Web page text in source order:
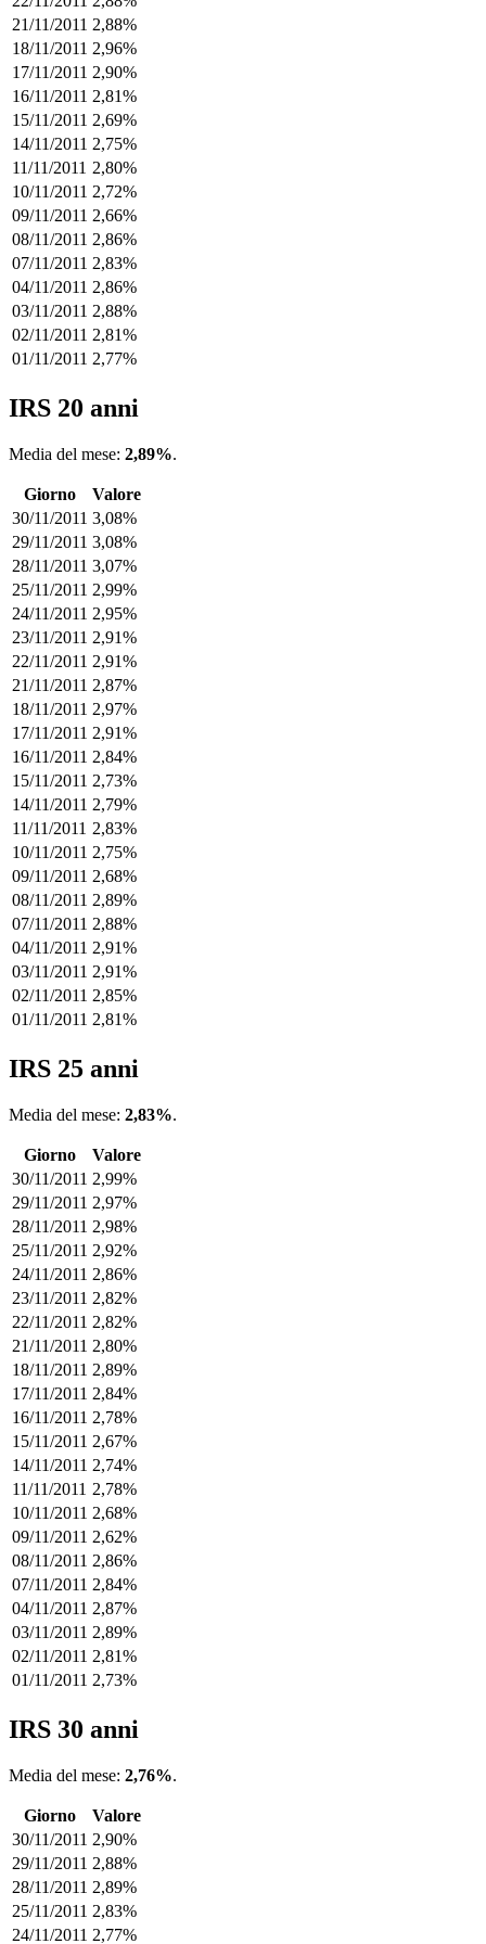
21/11/2011 2,88%
18/11/2011 2,96%
17/11/2011 2,90%
16/11/2011 2,81%
15/11/2011 2,69%
14/11/2011 2,75%
11/11/2011 2,80%
10/11/2011 2,72%
09/11/2011 2,66%
08/11/2011 2,86%
07/11/2011 2,83%
04/11/2011 2,86%
03/11/2011 2,88%
02/11/2011 2,81%
01/11/2011 2,77%
IRS 20 anni
Media del mese: 2,89%.
Giorno
Valore
30/11/2011 3,08%
29/11/2011 3,08%
28/11/2011 3,07%
25/11/2011 2,99%
24/11/2011 2,95%
23/11/2011 2,91%
22/11/2011 2,91%
21/11/2011 2,87%
18/11/2011 2,97%
17/11/2011 2,91%
16/11/2011 2,84%
15/11/2011 2,73%
14/11/2011 2,79%
11/11/2011 2,83%
10/11/2011 2,75%
09/11/2011 2,68%
08/11/2011 2,89%
07/11/2011 2,88%
04/11/2011 2,91%
03/11/2011 2,91%
02/11/2011 2,85%
01/11/2011 2,81%
IRS 25 anni
Media del mese: 2,83%.
Giorno
Valore
30/11/2011 2,99%
29/11/2011 2,97%
28/11/2011 2,98%
25/11/2011 2,92%
24/11/2011 2,86%
23/11/2011 2,82%
22/11/2011 2,82%
21/11/2011 2,80%
18/11/2011 2,89%
17/11/2011 2,84%
16/11/2011 2,78%
15/11/2011 2,67%
14/11/2011 2,74%
11/11/2011 2,78%
10/11/2011 2,68%
09/11/2011 2,62%
08/11/2011 2,86%
07/11/2011 2,84%
04/11/2011 2,87%
03/11/2011 2,89%
02/11/2011 2,81%
01/11/2011 2,73%
IRS 30 anni
Media del mese: 2,76%.
Giorno
Valore
30/11/2011 2,90%
29/11/2011 2,88%
28/11/2011 2,89%
25/11/2011 2,83%
24/11/2011 2,77%